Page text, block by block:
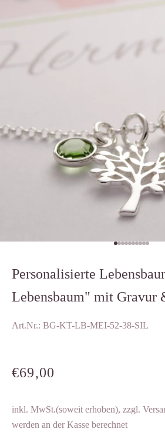
Gehe zu
Gehe zu
Gehe zu
Gehe zu
Gehe zu
Gehe zu
Gehe zu
Gehe
Gehe
Gehe
Personalisierte
Lebensbaum" mit Gravur
Art.Nr.: BG-KT-LB-MEI-52-38-SIL
ANGEBOT
€69,00
inkl. MwSt.(soweit erhoben), zzgl.
werden an der Kasse berechnet